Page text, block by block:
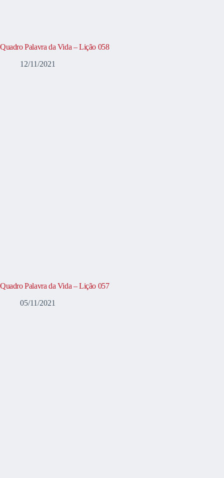
Quadro Palavra da Vida – Lição 058
12/11/2021
Quadro Palavra da Vida – Lição 057
05/11/2021